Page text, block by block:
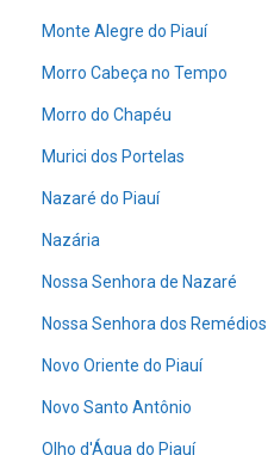
Monte Alegre do Piauí
Morro Cabeça no Tempo
Morro do Chapéu
Murici dos Portelas
Nazaré do Piauí
Nazária
Nossa Senhora de Nazaré
Nossa Senhora dos Remédios
Novo Oriente do Piauí
Novo Santo Antônio
Olho d'Água do Piauí